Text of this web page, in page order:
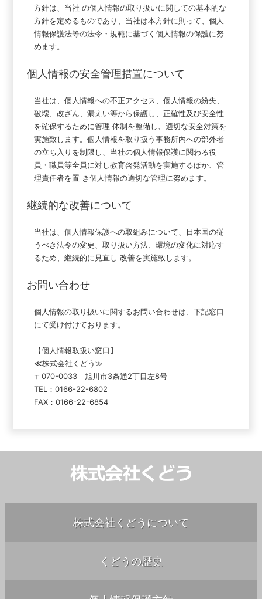
方針は、当社 の個人情報の取り扱いに関しての基本的な
方針を定めるものであり、当社は本方針に則って、個人
情報保護法等の法令・規範に基づく個人情報の保護に努
めます。
個人情報の安全管理措置について
当社は、個人情報への不正アクセス、個人情報の紛失、
破壊、改ざん、漏えい等から保護し、正確性及び安全性
を確保するために管理 体制を整備し、適切な安全対策を
実施致します。個人情報を取り扱う事務所内への部外者
の立ち入りを制限し、当社の個人情報保護に関わる役
員・職員等全員に対し教育啓発活動を実施するほか、管
理責任者を置 き個人情報の適切な管理に努めます。
継続的な改善について
当社は、個人情報保護への取組みについて、日本国の従
うべき法令の変更、取り扱い方法、環境の変化に対応す
るため、継続的に見直し 改善を実施致します。
お問い合わせ
個人情報の取り扱いに関するお問い合わせは、下記窓口
にて受け付けております。
【個人情報取扱い窓口】
≪株式会社くどう≫
〒070-0033 旭川市3条通2丁目左8号
TEL：0166-22-6802
FAX：0166-22-6854
株式会社くどうについて
くどうの歴史